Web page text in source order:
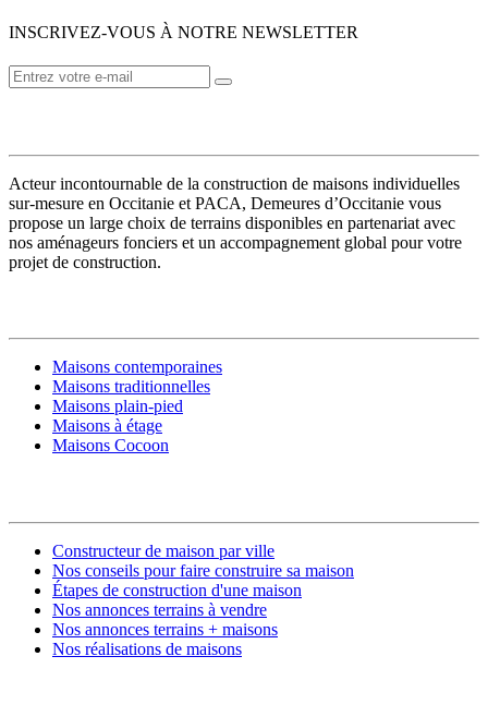
INSCRIVEZ-VOUS À NOTRE NEWSLETTER
Acteur incontournable de la construction de maisons individuelles
sur-mesure en Occitanie et PACA, Demeures d’Occitanie vous
propose un large choix de terrains disponibles en partenariat avec
nos aménageurs fonciers et un accompagnement global pour votre
projet de construction.
Maisons contemporaines
Maisons traditionnelles
Maisons plain-pied
Maisons à étage
Maisons Cocoon
Constructeur de maison par ville
Nos conseils pour faire construire sa maison
Étapes de construction d'une maison
Nos annonces terrains à vendre
Nos annonces terrains + maisons
Nos réalisations de maisons